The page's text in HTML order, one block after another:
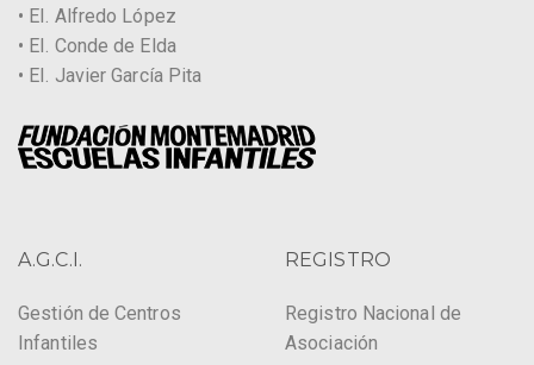
• EI. Alfredo López
• EI. Conde de Elda
• EI. Javier García Pita
A.G.C.I.
Gestión de Centros
Infantiles
REGISTRO
Registro Nacional de
Asociación